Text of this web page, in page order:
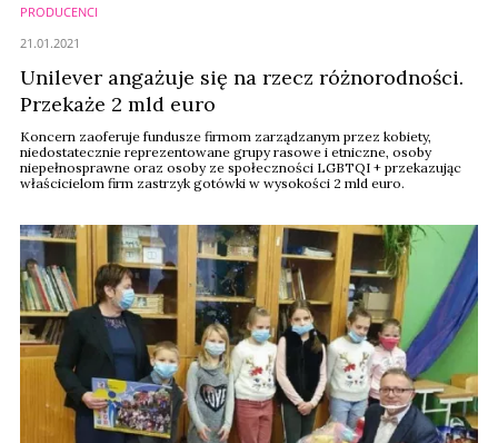
PRODUCENCI
Unilever angażuje się na rzecz różnorodności.
Przekaże 2 mld euro
Koncern zaoferuje fundusze firmom zarządzanym przez kobiety,
niedostatecznie reprezentowane grupy rasowe i etniczne, osoby
niepełnosprawne oraz osoby ze społeczności LGBTQI + przekazując
właścicielom firm zastrzyk gotówki w wysokości 2 mld euro.
21.01.2021